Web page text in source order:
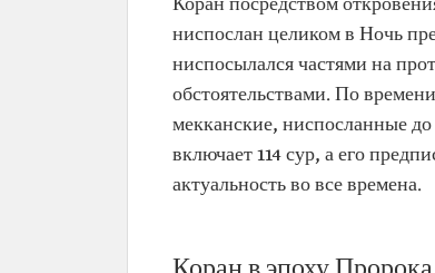
Коран посредством
ниспослан целиком в Ночь
ниспосылался частями на
обстоятельствами. По
мекканские, ниспосланные
включает 114 сур, а его
актуальность во все времена.